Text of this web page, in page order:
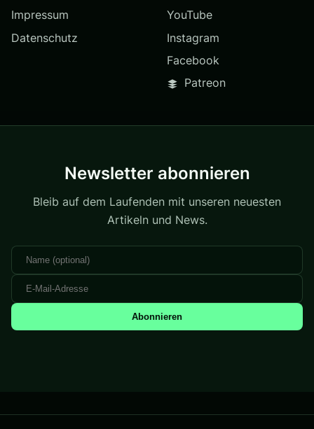
Impressum
Datenschutz
YouTube
Instagram
Facebook
Patreon
Newsletter abonnieren
Bleib auf dem Laufenden mit unseren neuesten
Artikeln und News.
Abonnieren